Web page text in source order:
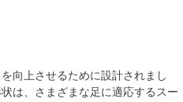
向上させるために設計されまし
は、さまざまな足に適応するスー